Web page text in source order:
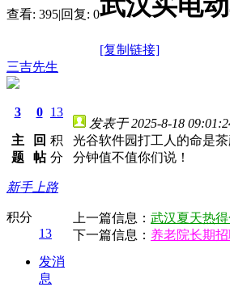
查看: 395|回复: 0武汉买电
[复制链接]
三吉先生
3
主
题
0
回
帖
13
积
分
新手上路
积分
13
发消
息
发表于 2025-8-18
光谷软件园打工人的命是
分钟值不值你们说！
上一篇信息： 武汉夏天热
下一篇信息： 养老院长期